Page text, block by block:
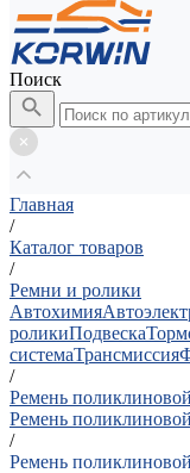
Поиск
Главная
/
Каталог товаров
/
Ремни и ролики
Автохимия
роликиПодвеска
системаТрансмиссия
/
Ремень поликлиновой
Ремень поликлиновой
/
Ремень